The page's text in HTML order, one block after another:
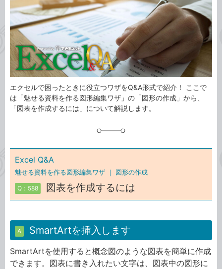
リ
エクセルで困ったときに役立つワザをQ&A形式で紹介！ ここで
は「魅せる資料を作る図形編集ワザ」の「図形の作成」から、
「図表を作成するには」について解説します。
Excel Q&A
魅せる資料を作る図形編集ワザ ｜ 図形の作成
Q：588 図表を作成するには
A SmartArtを挿入します
SmartArtを使用すると概念図のような図表を簡単に作成
できます。図表に書き入れたい文字は、図表中の図形に